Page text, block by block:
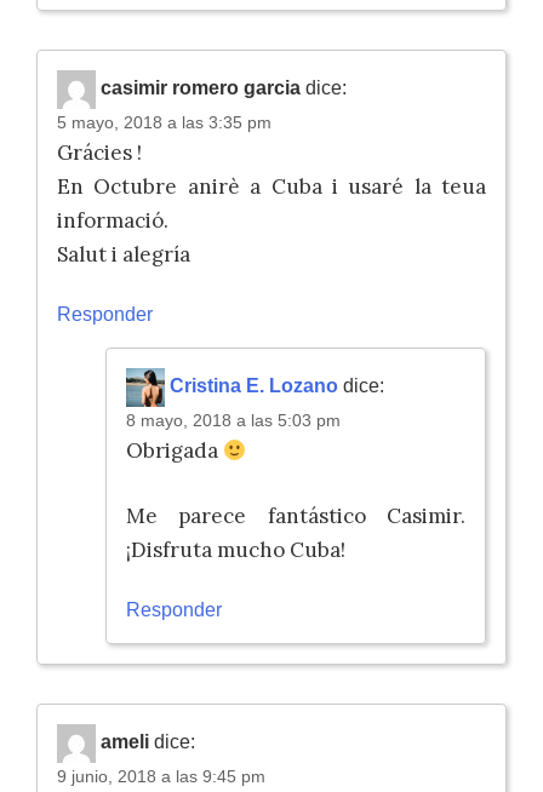
casimir romero garcia dice:
5 mayo, 2018 a las 3:35 pm
Grácies !
En Octubre anirè a Cuba i usaré la teua
informació.
Salut i alegría
Responder
Cristina E. Lozano dice:
8 mayo, 2018 a las 5:03 pm
Obrigada
Me parece fantástico Casimir.
¡Disfruta mucho Cuba!
Responder
ameli dice:
9 junio, 2018 a las 9:45 pm